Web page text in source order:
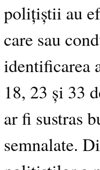
polițiștii au
care sau
identificarea
18, 23 și 33
ar fi sustras
semnalate.